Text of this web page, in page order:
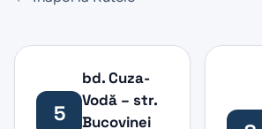
5
bd. Cuza-
Vodă – str.
Bucovinei